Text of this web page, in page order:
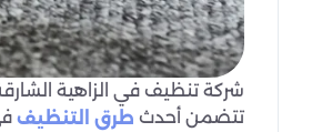
شركة تنظيف في الزاهية
تتضمن أحدث طرق التنظيف